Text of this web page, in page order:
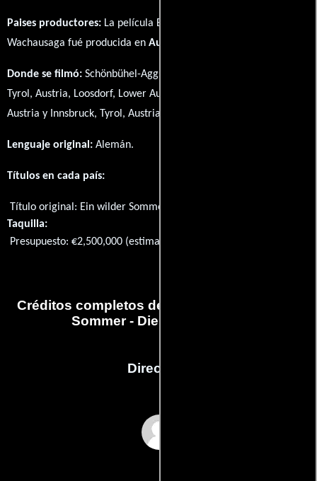
Paises productores: La película Ein wilder Sommer - Die
Wachausaga fué producida en Austria
Donde se filmó: Schönbühel-Aggsbach, Tyrol, Austria, Gerolding,
Tyrol, Austria, Loosdorf, Lower Austria, Austria, Schwaz, Tyrol,
Austria y Innsbruck, Tyrol, Austria.
Lenguaje original: Alemán.
Títulos en cada país:
Título original: Ein wilder Sommer - Die Wachausaga
Taquilla:
Presupuesto: €2,500,000 (estimated)
Créditos completos de la película Ein wilder
Sommer - Die Wachausaga
Dirección